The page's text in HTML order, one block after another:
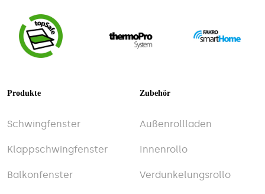
Produkte
Schwingfenster
Klappschwingfenster
Balkonfenster
Zubehör
Außenrollladen
Innenrollo
Verdunkelungsrollo